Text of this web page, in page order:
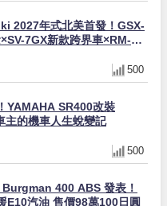
2027年式北美首發！GSX-
7GX新款跨界車×RM-
500
YAMAHA SR400改裝
主的機車人生蛻變記
500
400 ABS 發表！
E10汽油 售價98萬100日圓